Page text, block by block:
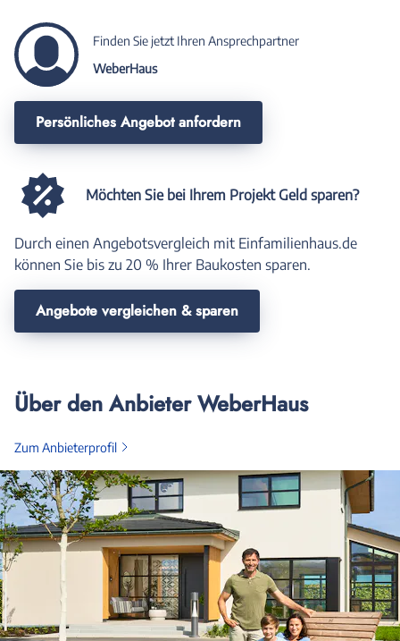
Finden Sie jetzt Ihren Ansprechpartner
WeberHaus
Persönliches Angebot anfordern
Möchten Sie bei Ihrem Projekt Geld sparen?
Durch einen Angebotsvergleich mit Einfamilienhaus.de
können Sie bis zu 20 % Ihrer Baukosten sparen.
Angebote vergleichen & sparen
Über den Anbieter WeberHaus
Zum Anbieterprofil